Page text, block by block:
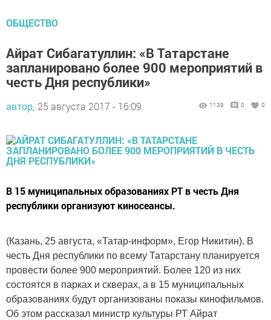
ОБЩЕСТВО
Айрат Сибагатуллин: «В Татарстане
запланировано более 900 мероприятий в
честь Дня республики»
автор, 25 августа 2017 - 16:09 1139 0 0
В 15 муниципальных образованиях РТ в честь Дня
республики организуют киносеансы.
(Казань, 25 августа, «Татар-информ», Егор Никитин). В
честь Дня республики по всему Татарстану планируется
провести более 900 мероприятий. Более 120 из них
состоятся в парках и скверах, а в 15 муниципальных
образованиях будут организованы показы кинофильмов.
Об этом рассказал министр культуры РТ Айрат